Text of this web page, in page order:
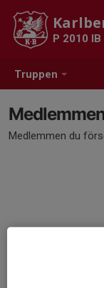
Truppen
P 2010 IB
Medlemmen du